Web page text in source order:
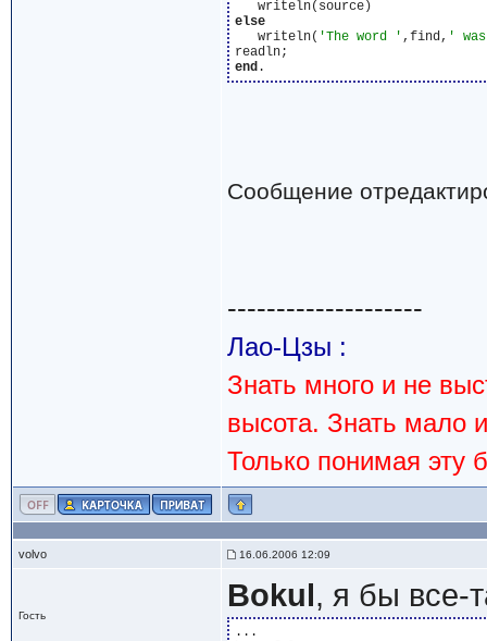
else
   writeln(
'The word ' ,find, '
end
Сообщение
--------------------
Лао-Цзы :
Знать много и не
высота. Знать мало
Только понимая эту
volvo 16.06.2006 12:09
Гость
Bokul, я бы все-
...